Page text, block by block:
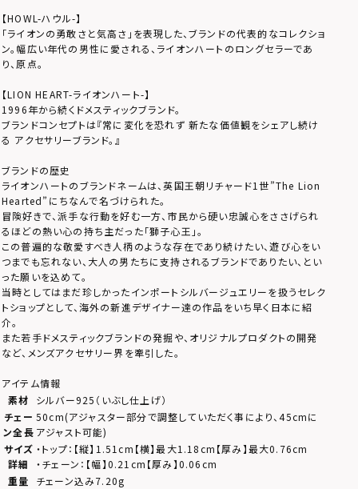
【HOWL-ハウル-】
「ライオンの勇敢さと気高さ」を表現した、ブランドの代表的なコレクショ
ン。幅広い年代の男性に愛される、ライオンハートのロングセラーであ
り、原点。
【LION HEART-ライオンハート-】
1996年から続くドメスティックブランド。
ブランドコンセプトは『常に変化を恐れず 新たな価値観をシェアし続け
る アクセサリーブランド。』
ブランドの歴史
ライオンハートのブランドネームは、英国王朝リチャード1世”The Lion
Hearted”にちなんで名づけられた。
冒険好きで、派手な行動を好む一方、市民から硬い忠誠心をささげられ
るほどの熱い心の持ち主だった「獅子心王」。
この普遍的な敬愛すべき人柄のような存在であり続けたい、遊び心をい
つまでも忘れない、大人の男たちに支持されるブランドでありたい、とい
った願いを込めて。
当時としてはまだ珍しかったインポートシルバージュエリーを扱うセレク
トショップとして、海外の新進デザイナー達の作品をいち早く日本に紹
介。
また若手ドメスティックブランドの発掘や、オリジナルプロダクトの開発
など、メンズアクセサリー界を牽引した。
アイテム情報
素材
シルバー925（いぶし仕上げ）
チェー
ン全長
50cm(アジャスター部分で調整していただく事により、45cmに
アジャスト可能)
サイズ
詳細
・トップ：【縦】1.51cm【横】最大1.18cm【厚み】最大0.76cm
・チェーン：【幅】0.21cm【厚み】0.06cm
重量
チェーン込み7.20g